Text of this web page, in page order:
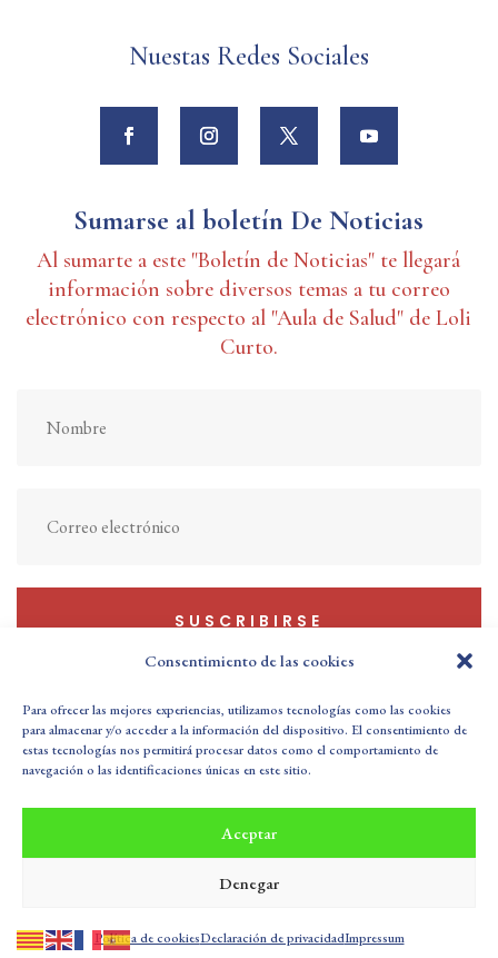
Consentimiento de las cookies
Para ofrecer las mejores experiencias, utilizamos tecnologías como las cookies
para almacenar y/o acceder a la información del dispositivo. El consentimiento de
estas tecnologías nos permitirá procesar datos como el comportamiento de
navegación o las identificaciones únicas en este sitio.
Aceptar
Denegar
Política de cookiesDeclaración de privacidadImpressum
Nuestas Redes Sociales
Sumarse al boletín De Noticias
Al sumarte a este "Boletín de Noticias" te llegará
información sobre diversos temas a tu correo
electrónico con respecto al "Aula de Salud" de Loli
Curto.
SUSCRIBIRSE
Política de Privacidad
Aviso Legal
Buzón de Sugerencias
| Diseñado porMaixaule|